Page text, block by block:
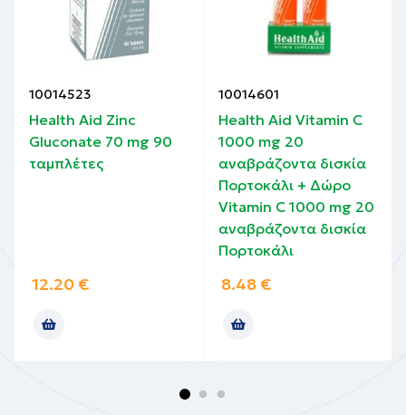
10014523
Health Aid Zinc
Gluconate 70 mg 90
ταμπλέτες
12.20 €
10014601
Health Aid Vitamin C
1000 mg 20
αναβράζοντα δισκία
Πορτοκάλι + Δώρο
Vitamin C 1000 mg 20
αναβράζοντα δισκία
Πορτοκάλι
8.48 €